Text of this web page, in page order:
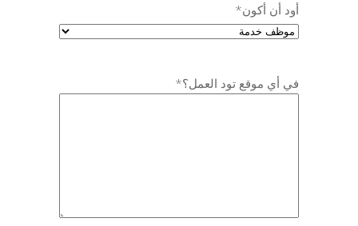
أود أن أكون*
في أي موقع تود العمل؟*